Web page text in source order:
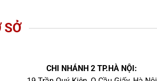
SỞ
CHI NHÁNH 2 TP.HÀ NỘI: